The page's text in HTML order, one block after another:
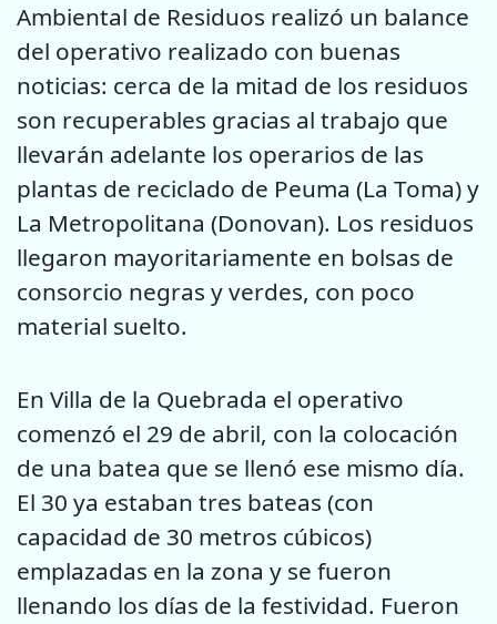
Ambiental de Residuos realizó un balance
del operativo realizado con buenas
noticias: cerca de la mitad de los residuos
son recuperables gracias al trabajo que
llevarán adelante los operarios de las
plantas de reciclado de Peuma (La Toma) y
La Metropolitana (Donovan). Los residuos
llegaron mayoritariamente en bolsas de
consorcio negras y verdes, con poco
material suelto.
En Villa de la Quebrada el operativo
comenzó el 29 de abril, con la colocación
de una batea que se llenó ese mismo día.
El 30 ya estaban tres bateas (con
capacidad de 30 metros cúbicos)
emplazadas en la zona y se fueron
llenando los días de la festividad. Fueron